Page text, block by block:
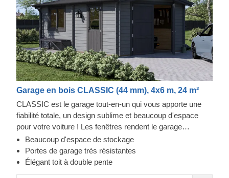
Garage en bois CLASSIC (44 mm), 4x6 m, 24 m²
CLASSIC est le garage tout-en-un qui vous apporte une
fiabilité totale, un design sublime et beaucoup d'espace
pour votre voiture ! Les fenêtres rendent le garage
lumineux et accueillant, et la construction robuste assure la
sécurité de votre voiture. Préparez-vous à faire moins
d'allers-retours à la station de lavage et à être fier de
Beaucoup d'espace de stockage
Portes de garage très résistantes
Élégant toit à double pente